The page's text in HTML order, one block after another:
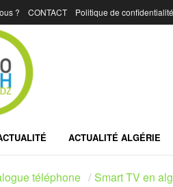
? CONTACT Politique de confidentialité
ACTUALITÉ ALGÉRIE
téléphone Smart TV en